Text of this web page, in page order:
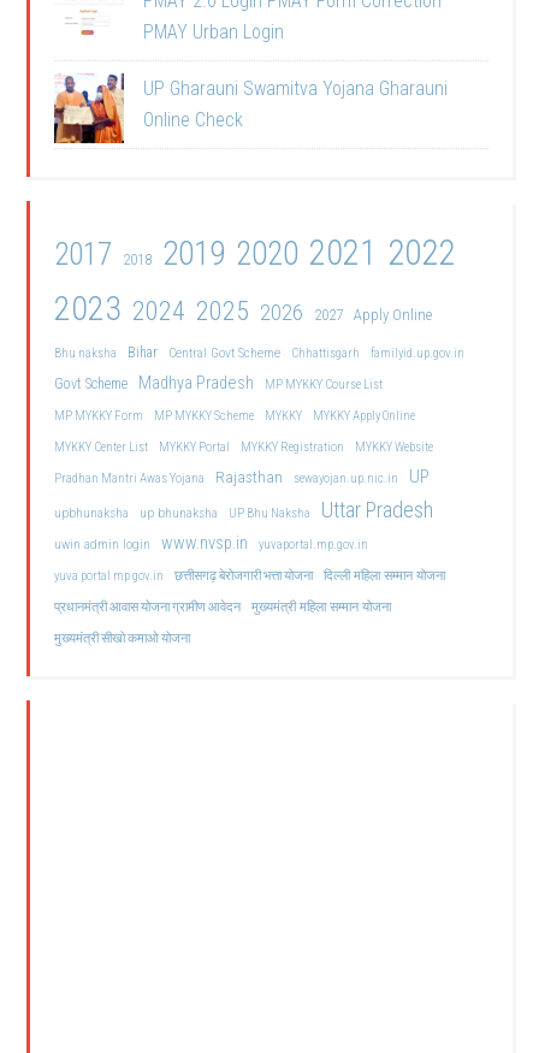
PMAY Urban Login
UP Gharauni Swamitva Yojana Gharauni
Online Check
2017 2018 2019 2020 2021 2022
2023 2024 2025 2026 2027 Apply Online
Bhu naksha Bihar Central Govt Scheme Chhattisgarh familyid.up.gov.in
Govt Scheme Madhya Pradesh
MP MYKKY Course List
MP MYKKY Form
MP MYKKY Scheme MYKKY
MYKKY Apply Online
MYKKY Center List
MYKKY Portal MYKKY Registration
MYKKY Website
Pradhan Mantri Awas Yojana
Rajasthan sewayojan.up.nic.in UP
upbhunaksha up bhunaksha UP Bhu Naksha Uttar Pradesh
uwin admin login www.nvsp.in
yuvaportal.mp.gov.in
yuva portal mp gov.in
छत्तीसगढ़ बेरोजगारी भत्ता योजना दिल्ली महिला सम्मान योजना
प्रधानमंत्री आवास योजना ग्रामीण आवेदन मुख्यमंत्री महिला सम्मान योजना
मुख्यमंत्री सीखो कमाओ योजना